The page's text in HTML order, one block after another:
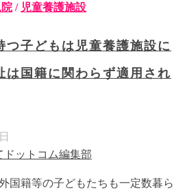
/ 児童養護施設
つ子どもは児童養護施設に
国籍に関わらず適用され
ドットコム編集部
国籍等の子どもたちも一定数暮ら